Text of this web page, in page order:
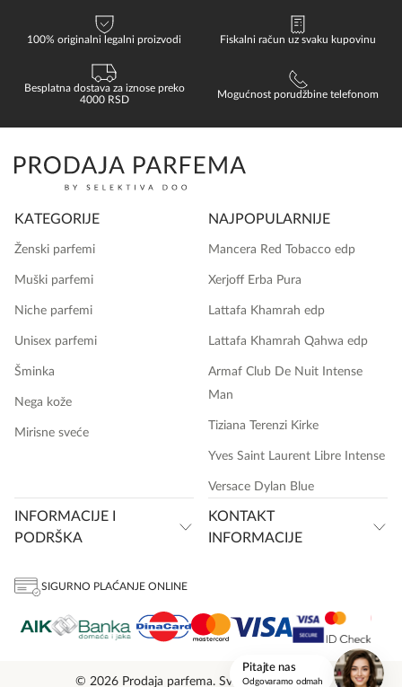
100% originalni legalni proizvodi Fiskalni račun uz svaku kupovinu
Besplatna dostava za iznose preko
4000 RSD
Mogućnost porudžbine telefonom
KATEGORIJE
Ženski parfemi
Muški parfemi
Niche parfemi
Unisex parfemi
Šminka
Nega kože
Mirisne sveće
NAJPOPULARNIJE
Mancera Red Tobacco edp
Xerjoff Erba Pura
Lattafa Khamrah edp
Lattafa Khamrah Qahwa edp
Armaf Club De Nuit Intense
Man
Tiziana Terenzi Kirke
Yves Saint Laurent Libre Intense
Versace Dylan Blue
INFORMACIJE I
PODRŠKA
KONTAKT
INFORMACIJE
SIGURNO PLAĆANJE ONLINE
© 2026 Prodaja parfema. Sva prava zadržana.
Pitajte nas
Odgovaramo odmah